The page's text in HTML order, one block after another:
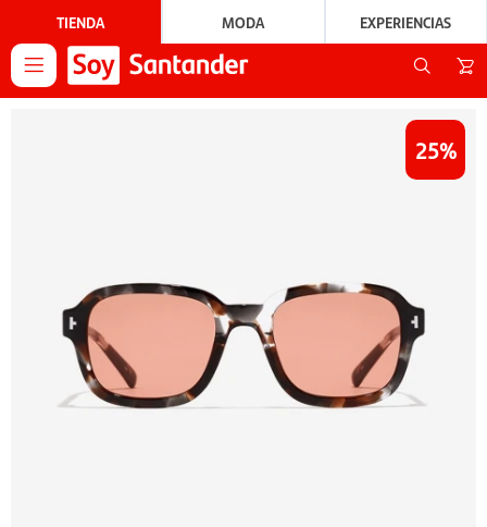
TIENDA MODA EXPERIENCIAS

25